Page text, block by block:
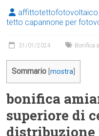
tetto capannone per
31/01/2024 Bonifica
Sommario [mostra
bonifica
superiore di
distribuzione